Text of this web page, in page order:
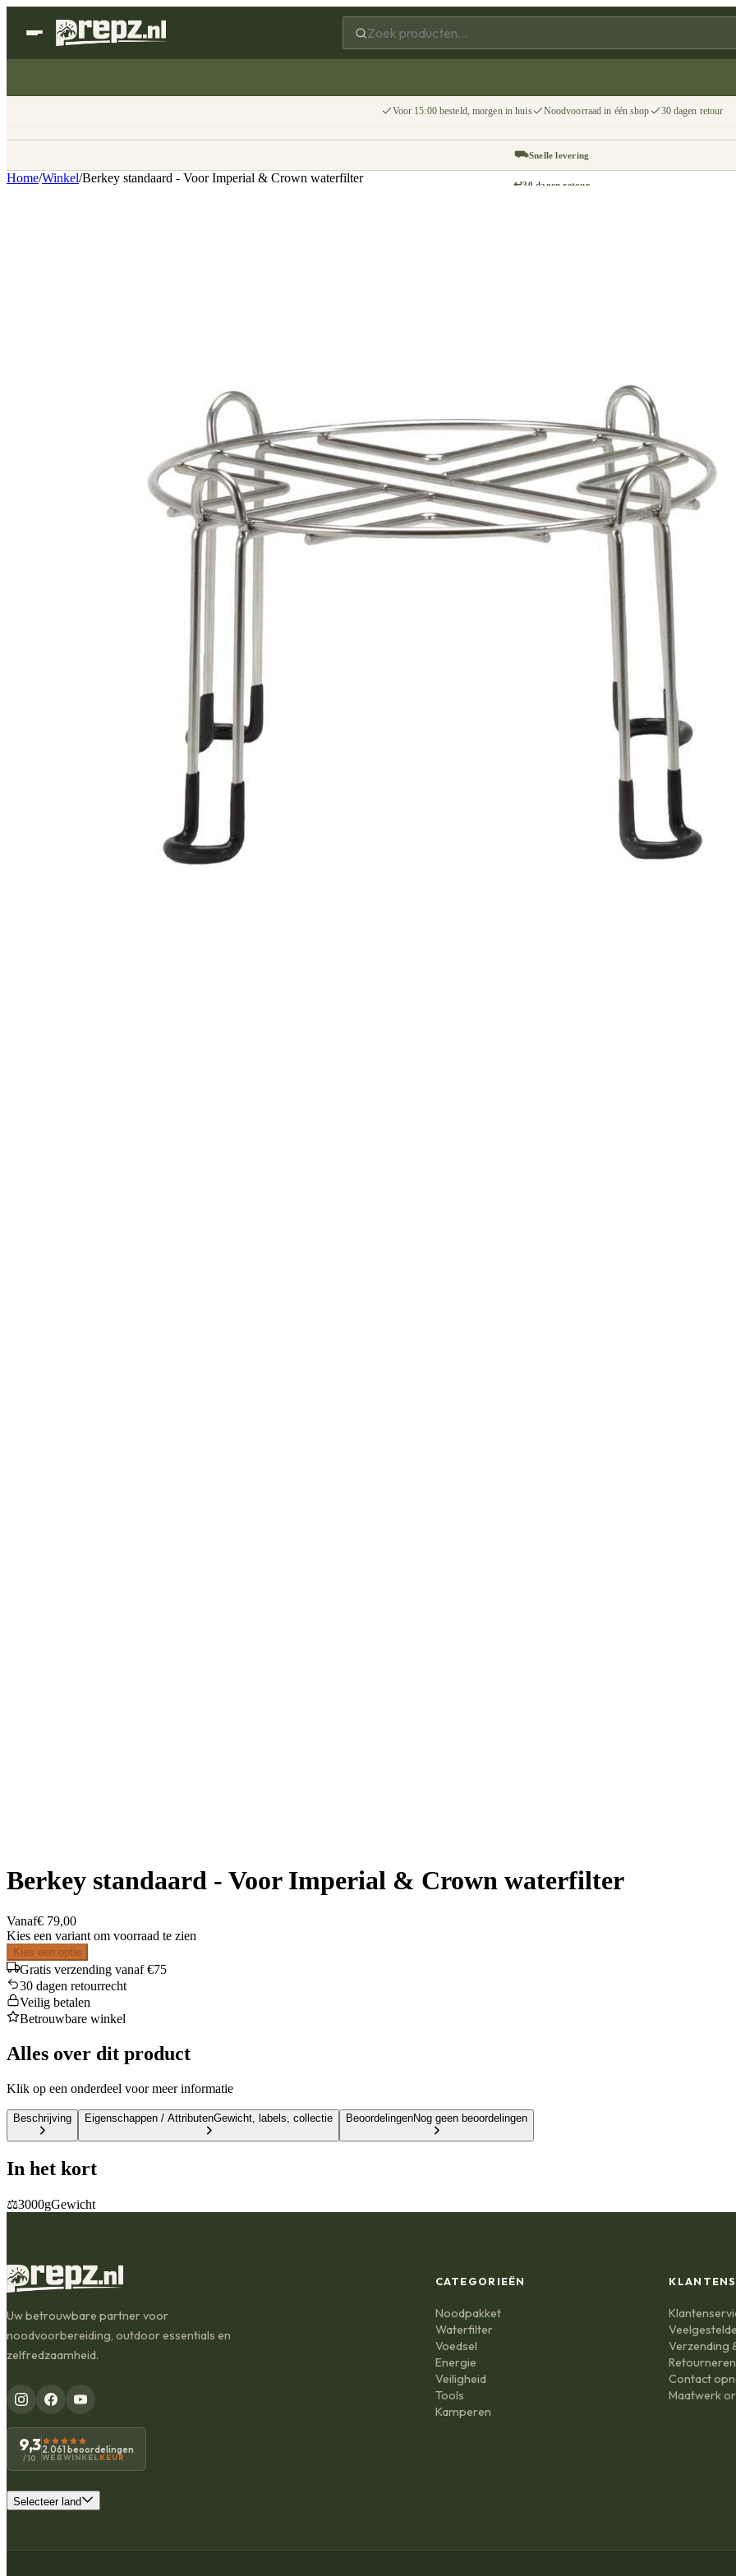
Voor 15:00 besteld, morgen in huis Noodvoorraad in één shop 30 dagen retour
⛟Snelle levering
↩30 dagen retour
Home/Winkel/Berkey standaard - Voor Imperial & Crown waterfilter
Berkey standaard - Voor Imperial & Crown waterfilter
Vanaf€ 79,00
Kies een variant om voorraad te zien
Kies een optie
Gratis verzending vanaf €75
30 dagen retourrecht
Veilig betalen
Betrouwbare winkel
Alles over dit product
Klik op een onderdeel voor meer informatie
Beschrijving Eigenschappen / AttributenGewicht, labels, collectie BeoordelingenNog geen beoordelingen
In het kort
⚖️3000gGewicht
Uw betrouwbare partner voor
noodvoorbereiding, outdoor essentials en
zelfredzaamheid.
9,3
/10
2.061 beoordelingen
WEBWINKEL KEUR
Selecteer land
CATEGORIEËN
Noodpakket
Waterfilter
Voedsel
Energie
Veiligheid
Tools
Kamperen
Verzending
Retourneren
Contact
Maatwerk